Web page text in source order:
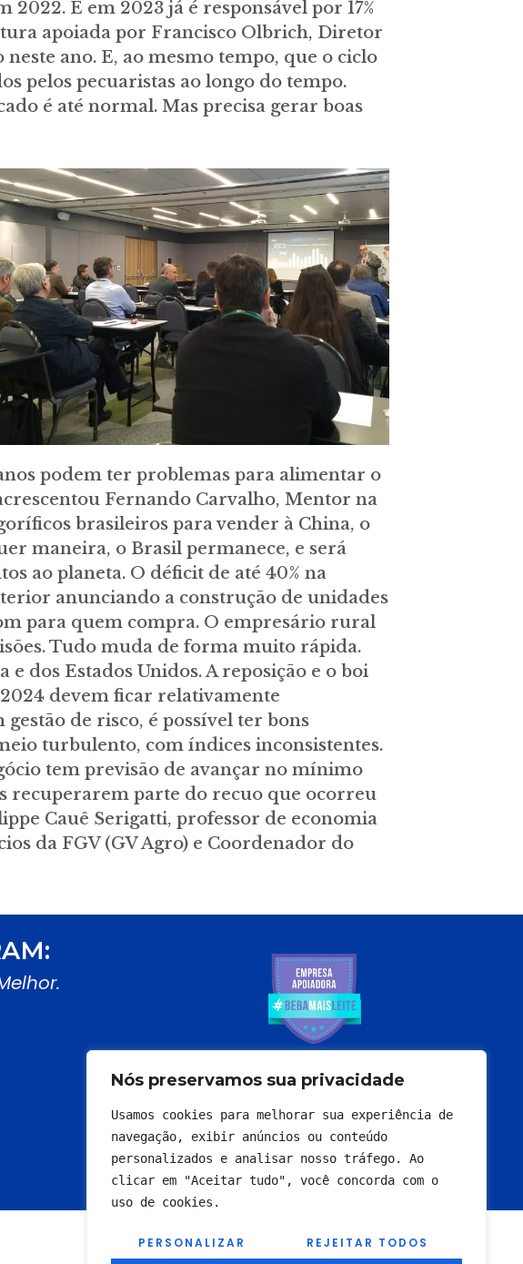
Nós preservamos sua privacidade
Usamos cookies para melhorar sua experiência de
navegação, exibir anúncios ou conteúdo
personalizados e analisar nosso tráfego. Ao
clicar em "Aceitar tudo", você concorda com o
uso de cookies.
PERSONALIZAR REJEITAR TODOS
E em 2023 já é responsável por 17%
apoiada por Francisco Olbrich, Diretor
ano. E, ao mesmo tempo, que o ciclo
pelos pecuaristas ao longo do tempo.
é até normal. Mas precisa gerar boas
podem ter problemas para alimentar o
Fernando Carvalho, Mentor na
brasileiros para vender à China, o
maneira, o Brasil permanece, e será
ao planeta. O déficit de até 40% na
anunciando a construção de unidades
para quem compra. O empresário rural
Tudo muda de forma muito rápida.
dos Estados Unidos. A reposição e o boi
devem ficar relativamente
de risco, é possível ter bons
turbulento, com índices inconsistentes.
tem previsão de avançar no mínimo
recuperarem parte do recuo que ocorreu
Cauê Serigatti, professor de economia
da FGV (GV Agro) e Coordenador do